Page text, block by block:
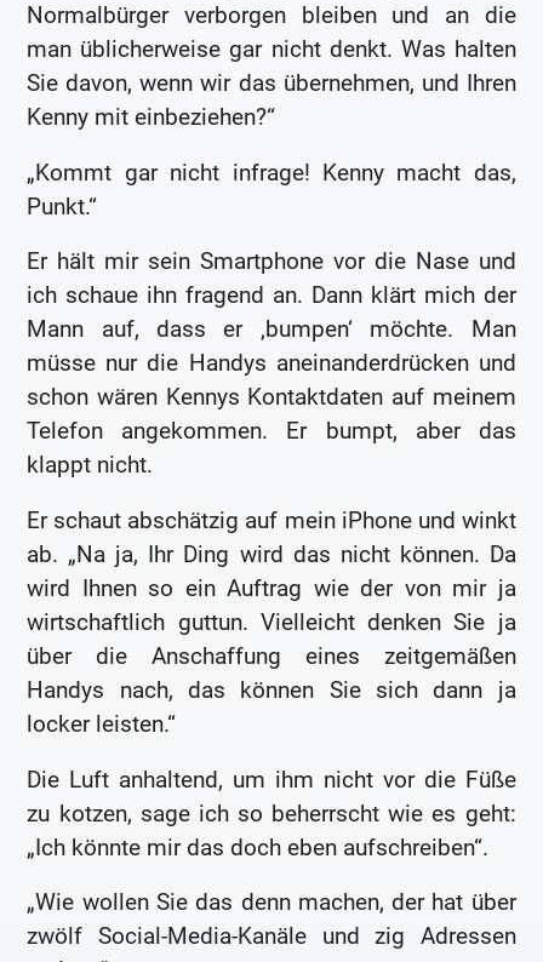
Normalbürger verborgen bleiben und an die
man üblicherweise gar nicht denkt. Was halten
Sie davon, wenn wir das übernehmen, und Ihren
Kenny mit einbeziehen?“
„Kommt gar nicht infrage! Kenny macht das,
Punkt.“
Er hält mir sein Smartphone vor die Nase und
ich schaue ihn fragend an. Dann klärt mich der
Mann auf, dass er ‚bumpen‘ möchte. Man
müsse nur die Handys aneinanderdrücken und
schon wären Kennys Kontaktdaten auf meinem
Telefon angekommen. Er bumpt, aber das
klappt nicht.
Er schaut abschätzig auf mein iPhone und winkt
ab. „Na ja, Ihr Ding wird das nicht können. Da
wird Ihnen so ein Auftrag wie der von mir ja
wirtschaftlich guttun. Vielleicht denken Sie ja
über die Anschaffung eines zeitgemäßen
Handys nach, das können Sie sich dann ja
locker leisten.“
Die Luft anhaltend, um ihm nicht vor die Füße
zu kotzen, sage ich so beherrscht wie es geht:
„Ich könnte mir das doch eben aufschreiben“.
„Wie wollen Sie das denn machen, der hat über
zwölf Social-Media-Kanäle und zig Adressen